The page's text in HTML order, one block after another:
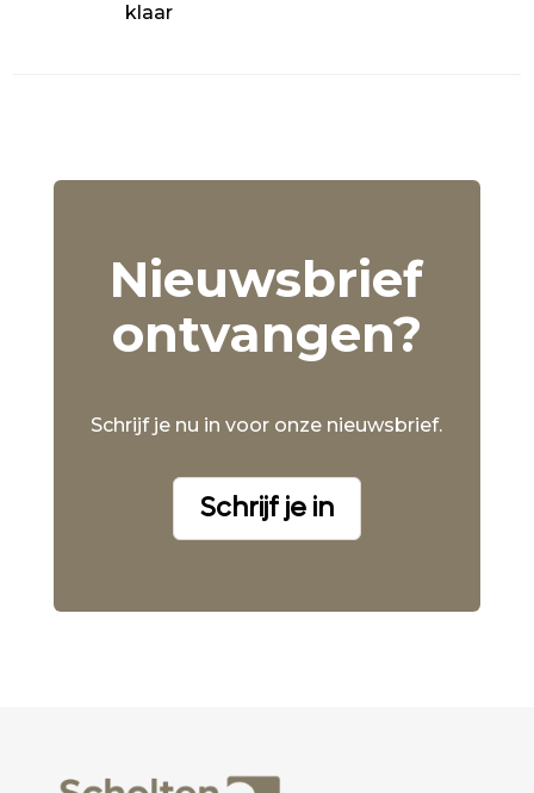
klaar
Nieuwsbrief
ontvangen?
Schrijf je nu in voor onze nieuwsbrief.
Schrijf je in